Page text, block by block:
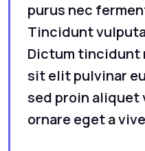
purus nec
Tincidunt
Dictum tincidunt
sit elit pulvinar
sed proin aliquet
ornare eget a